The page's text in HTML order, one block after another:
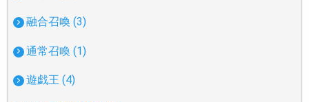
融合召喚 (3)
通常召喚 (1)
遊戯王 (4)